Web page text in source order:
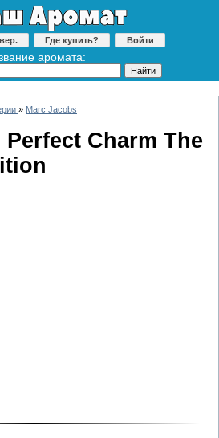
Где купить? Войти
аромата:
» Marc Jacobs
Charm The